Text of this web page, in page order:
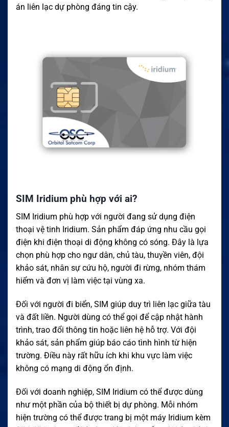
án liên lạc dự phòng đáng tin cậy.
SIM Iridium phù hợp với ai?
SIM Iridium phù hợp với người đang sử dụng điện
thoại vệ tinh Iridium. Sản phẩm đáp ứng nhu cầu gọi
điện khi điện thoại di động không có sóng. Đây là lựa
chọn phù hợp cho ngư dân, chủ tàu, thuyền viên, đội
khảo sát, nhân sự cứu hộ, người đi rừng, nhóm thám
hiểm và đơn vị làm việc tại vùng xa.
Đối với người đi biển, SIM giúp duy trì liên lạc giữa tàu
và đất liền. Người dùng có thể gọi để cập nhật hành
trình, trao đổi thông tin hoặc liên hệ hỗ trợ. Với đội
khảo sát, sản phẩm giúp báo cáo tình hình từ hiện
trường. Điều này rất hữu ích khi khu vực làm việc
không có mạng di động ổn định.
Đối với doanh nghiệp, SIM Iridium có thể được dùng
như một phần của bộ thiết bị dự phòng. Mỗi nhóm
hiện trường có thể được trang bị một máy Iridium kèm